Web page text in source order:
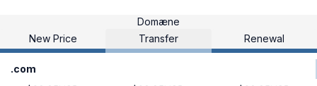
Domæne
New Price
Transfer Renewal
.com